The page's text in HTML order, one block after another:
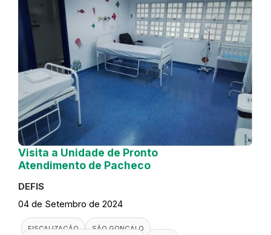
Visita a Unidade de Pronto
Atendimento de Pacheco
DEFIS
04 de Setembro de 2024
FISCALIZAÇÃO
SÃO GONÇALO